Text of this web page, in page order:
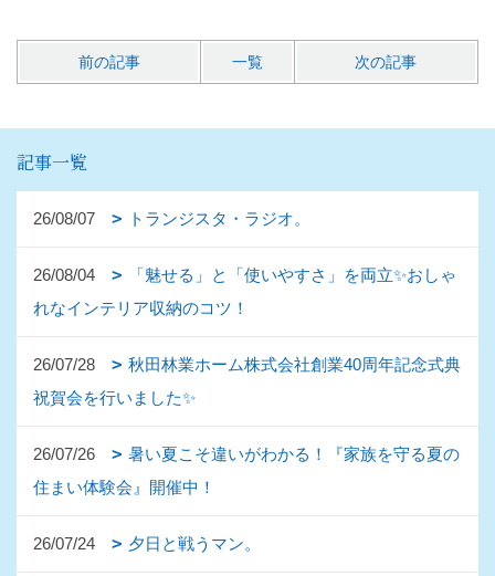
前の記事 一覧 次の記事
記事一覧
26/08/07 トランジスタ・ラジオ。
26/08/04
「魅せる」と「使いやすさ」を両立✨おしゃ
れなインテリア収納のコツ！
26/07/28
秋田林業ホーム株式会社創業40周年記念式典
祝賀会を行いました✨
26/07/26
暑い夏こそ違いがわかる！『家族を守る夏の
住まい体験会』開催中！
26/07/24 夕日と戦うマン。